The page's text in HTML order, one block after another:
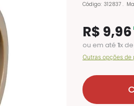
Código: 312837
R$ 9,96
ou em até 1x de
Outras opções de